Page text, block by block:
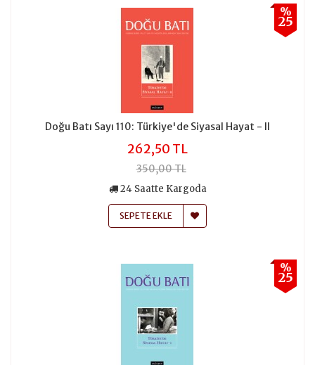
%
25
Doğu Batı Sayı 110: Türkiye'de Siyasal Hayat - II
262,50 TL
350,00 TL
24 Saatte Kargoda
SEPETE EKLE
%
25